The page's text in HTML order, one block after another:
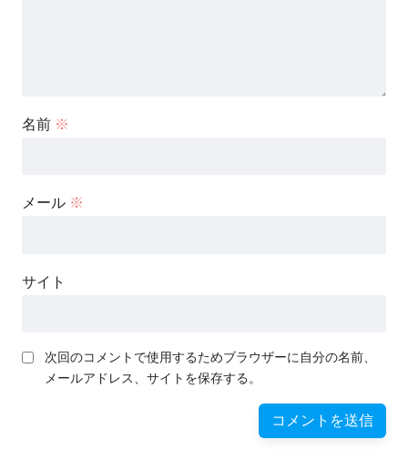
名前 ※
メール ※
サイト
次回のコメントで使用するためブラウザーに自分の名前、
メールアドレス、サイトを保存する。